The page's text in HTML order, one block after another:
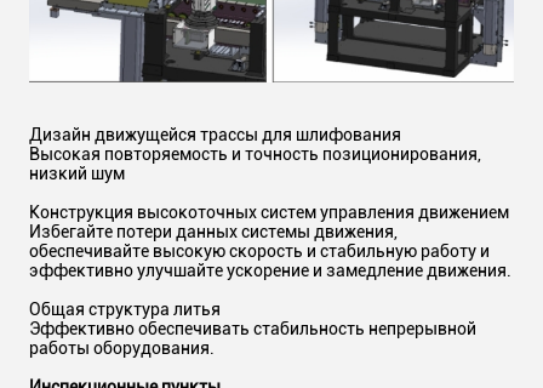
Дизайн движущейся трассы для шлифования
Высокая повторяемость и точность позиционирования,
низкий шум
Конструкция высокоточных систем управления движением
Избегайте потери данных системы движения,
обеспечивайте высокую скорость и стабильную работу и
эффективно улучшайте ускорение и замедление движения.
Общая структура литья
Эффективно обеспечивать стабильность непрерывной
работы оборудования.